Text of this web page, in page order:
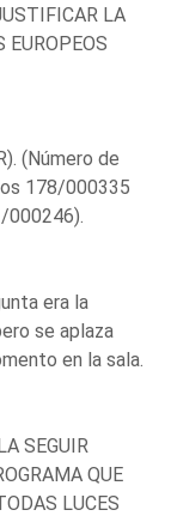
LA
EUROPEOS
(Número de
178/000335
era la
se aplaza
en la sala.
SEGUIR
QUE
LUCES